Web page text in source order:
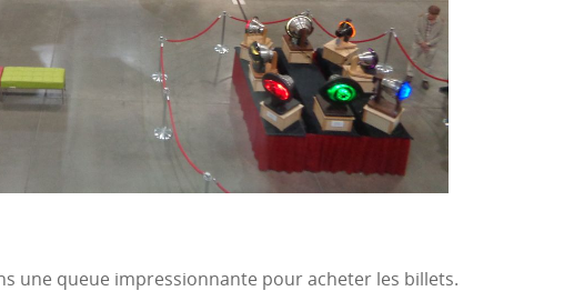
une queue impressionnante pour acheter les billets.